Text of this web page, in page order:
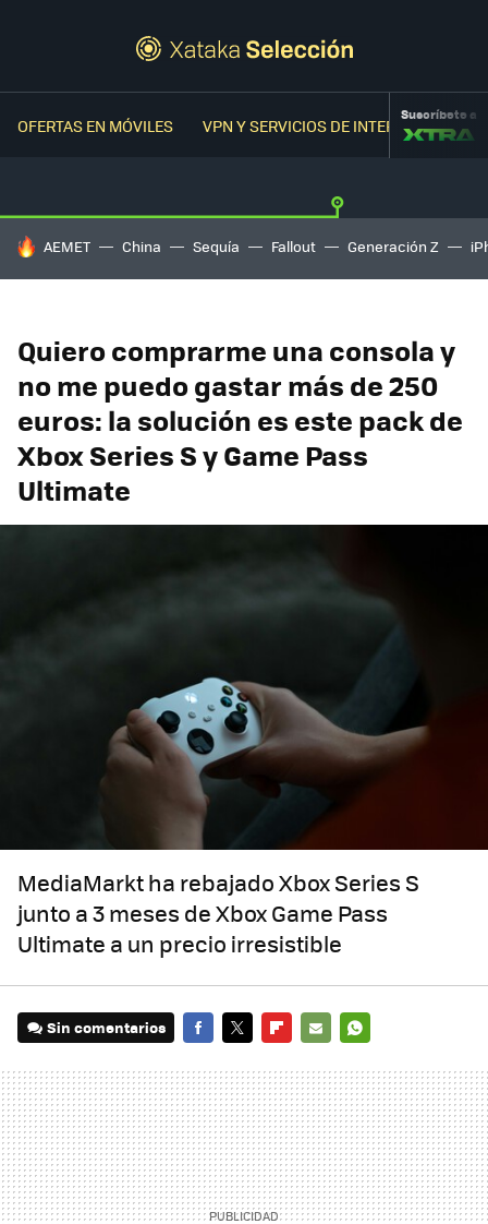
OFERTAS EN MÓVILES VPN Y SERVICIOS DE INTERNETSuscríbete a
HOY SE HABLA DE
AEMET China Sequía Fallout Generación Z
Quiero comprarme una consola y
no me puedo gastar más de 250
euros: la solución es este pack de
Xbox Series S y Game Pass
Ultimate
MediaMarkt ha rebajado Xbox Series S
junto a 3 meses de Xbox Game Pass
Ultimate a un precio irresistible
Sin comentarios
MAIL